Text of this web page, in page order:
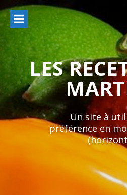
Aller
au
contenu
LES
Un site à
préférence en